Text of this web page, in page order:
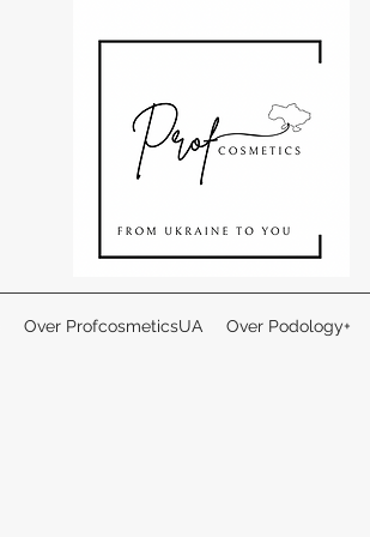
Over ProfcosmeticsUA Over Podology+